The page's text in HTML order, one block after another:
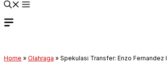
Home » Olahraga » Spekulasi Transfer: Enzo